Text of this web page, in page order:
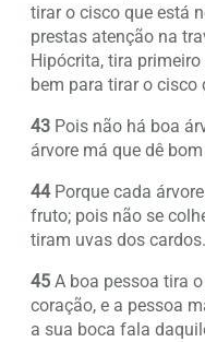
tirar o cisco que está
prestas atenção na
Hipócrita, tira
bem para tirar o cisco
43 Pois não há boa
árvore má que dê
44Porque cada
fruto; pois não se
tiram uvas dos cardos.
45 A boa pessoa tira
coração, e a pessoa
a sua boca fala